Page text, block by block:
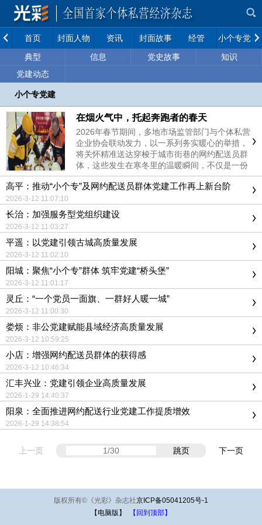
首页 封面人物 资讯 封面故事 经管
小个专党建
典型
信息 党史故事
知识
党建动态
小个专党建
在烟火气中，托起奔跑者的春天
2026年春节期间，多地市场监管部门与个体私营
企业协会联动发力，以一系列务实暖心的举措，
将关怀精准送达穿梭于城市街巷的网约配送员群
体，这些发生在寒冬里的温暖瞬间，不仅是一份
节日的问候，更是一座城市与奔跑者之间的深情
对话
高平：推动“小个专”及网约配送员群体党建工作再上新台阶
2026-3-12 11:07:10
长治：加强服务型党组织建设
2026-3-12 11:03:27
平遥：以党建引领古城高质量发展
2026-3-12 11:02:10
阳城：聚焦“小个专”群体 筑牢党建“桥头堡”
2026-3-12 11:01:17
灵丘：“一个党员一面旗、一群好人暖一城”
2026-3-12 11:00:30
娄烦：非公党建赋能县域经济高质量发展
2026-3-12 10:59:25
小店：增强网约配送员群体的获得感
2026-3-12 10:46:34
汇丰兴业：党建引领企业高质量发展
2026-1-29 14:40:37
阳泉：全面推进网约配送行业党建工作提质增效
2026-1-29 14:38:54
上一页 跳页 下一页
版权所有© 《光彩》杂志社京ICP备05041205号-1
【电脑版】
【回到顶部】